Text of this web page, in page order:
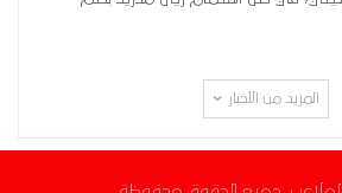
المزيد من الأخبار